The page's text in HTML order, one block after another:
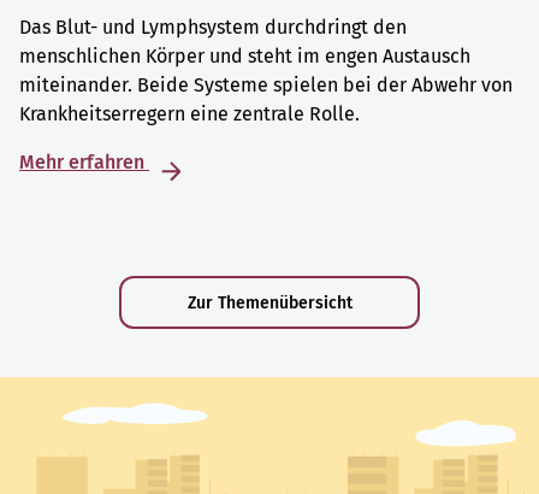
Das Blut- und Lymphsystem durchdringt den
menschlichen Körper und steht im engen Austausch
miteinander. Beide Systeme spielen bei der Abwehr von
Krankheitserregern eine zentrale Rolle.
Mehr erfahren
Zur Themenübersicht